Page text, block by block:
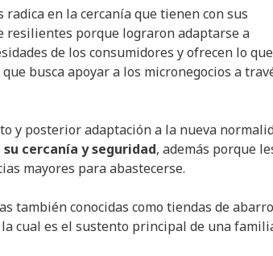
en la cercanía que tienen con sus
resilientes porque lograron adaptarse a
de los consumidores y ofrecen lo
que busca apoyar a los micronegocios a
y posterior adaptación a la nueva
cercanía y seguridad, además porque
mayores para abastecerse.
también conocidas como tiendas de
la cual es el sustento principal de una